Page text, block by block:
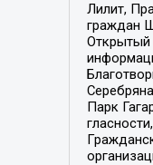
Лилит,
граждан
Открытый
Парк